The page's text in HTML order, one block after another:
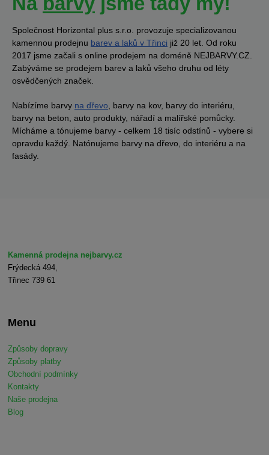
Společnost Horizontal plus s.r.o. provozuje specializovanou
kamennou prodejnu barev a laků v Třinci již 20 let. Od roku
2017 jsme začali s online prodejem na doméně NEJBARVY.CZ.
Zabýváme se prodejem barev a laků všeho druhu od léty
osvědčených značek.
Nabízíme barvy na dřevo , barvy na kov, barvy do interiéru,
barvy na beton, auto produkty, nářadí a malířské pomůcky.
Mícháme a tónujeme barvy - celkem 18 tisíc odstínů - vybere si
opravdu každý. Natónujeme barvy na dřevo, do interiéru a na
fasády.
Kamenná prodejna nejbarvy.cz
Frýdecká 494,
Třinec 739 61
Menu
Způsoby dopravy
Způsoby platby
Obchodní podmínky
Kontakty
Naše prodejna
Blog